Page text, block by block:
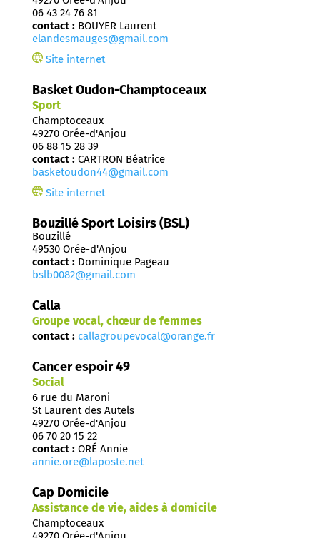
06 43 24 76 81
contact : BOUYER Laurent
elandesmauges@gmail.com
Site internet
Basket Oudon-Champtoceaux
Sport
Champtoceaux
49270 Orée-d'Anjou
06 88 15 28 39
contact : CARTRON Béatrice
basketoudon44@gmail.com
Site internet
Bouzillé Sport Loisirs (BSL)
Bouzillé
49530 Orée-d'Anjou
contact : Dominique Pageau
bslb0082@gmail.com
Calla
Groupe vocal, chœur de femmes
contact : callagroupevocal@orange.fr
Cancer espoir 49
Social
6 rue du Maroni
St Laurent des Autels
49270 Orée-d'Anjou
06 70 20 15 22
contact : ORÉ Annie
annie.ore@laposte.net
Cap Domicile
Assistance de vie, aides à domicile
Champtoceaux